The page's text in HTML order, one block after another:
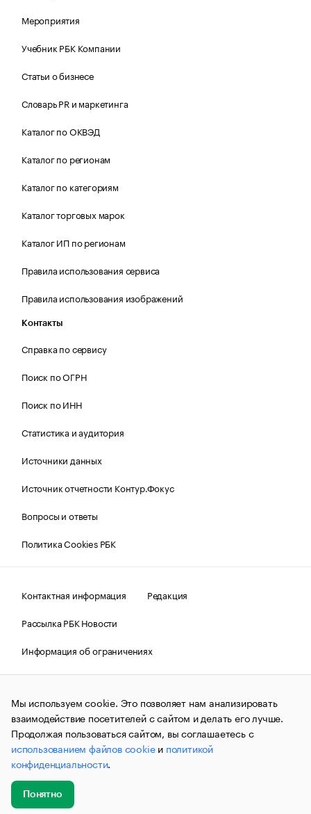
Мероприятия
Учебник РБК Компании
Статьи о бизнесе
Словарь PR и маркетинга
Каталог по ОКВЭД
Каталог по регионам
Каталог по категориям
Каталог торговых марок
Каталог ИП по регионам
Правила использования сервиса
Правила использования изображений
Контакты
Справка по сервису
Поиск по ОГРН
Поиск по ИНН
Статистика и аудитория
Источники данных
Источник отчетности Контур.Фокус
Вопросы и ответы
Политика Cookies РБК
Контактная информация
Редакция
Рассылка РБК Новости
Информация об ограничениях
Правовая информация
О соблюдении авторских прав
© АО «РОСБИЗНЕСКОНСАЛТИНГ»,1995–2026.Сообщения
и материалы информационного агентства «РБК»
(зарегистрировано Федеральной службой по надзору в сфере
связи, информационных технологий и массовых
коммуникаций (Роскомнадзор) 09.12.2015 за номером ИА
№ФС77-63848) сопровождаются пометкой «РБК». Отдельные
публикации могут содержать информацию,
не предназначенную для пользователей
до 18 лет.
Мы используем cookie. Это позволяет нам анализировать
взаимодействие посетителей с сайтом и делать его лучше.
Продолжая пользоваться сайтом, вы соглашаетесь с
использованием файлов cookieи политикой
конфиденциальности.
Понятно